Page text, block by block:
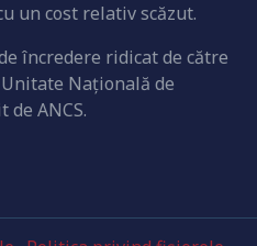
un cost relativ scăzut.
încredere ridicat de către
Naţională de
ANCS.